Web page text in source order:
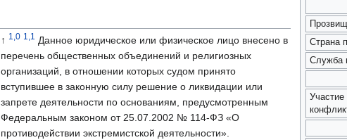
Страна
Служба
↑ 1,0 1,1
Данное юридическое или физическое лицо внесено в
перечень общественных объединений и религиозных
организаций, в отношении которых судом принято
вступившее в законную силу решение о ликвидации или
запрете деятельности по основаниям, предусмотренным
Федеральным законом от 25.07.2002 № 114-ФЗ «О
противодействии экстремистской деятельности».